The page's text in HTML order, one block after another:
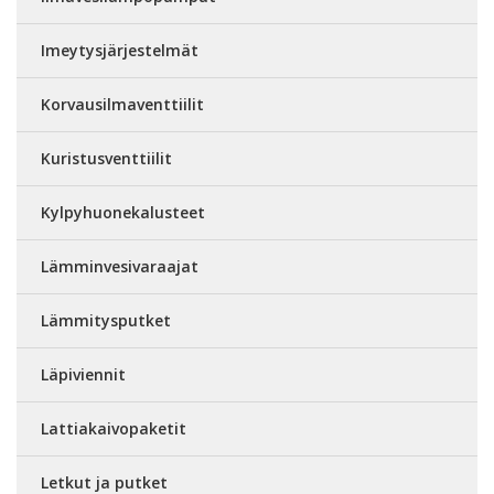
Imeytysjärjestelmät
Korvausilmaventtiilit
Kuristusventtiilit
Kylpyhuonekalusteet
Lämminvesivaraajat
Lämmitysputket
Läpiviennit
Lattiakaivopaketit
Letkut ja putket